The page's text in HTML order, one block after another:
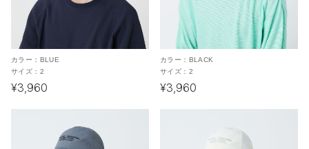
カラー： BLUE
サイズ： 2
¥3,960
カラー： BLACK
サイズ： 2
¥3,960